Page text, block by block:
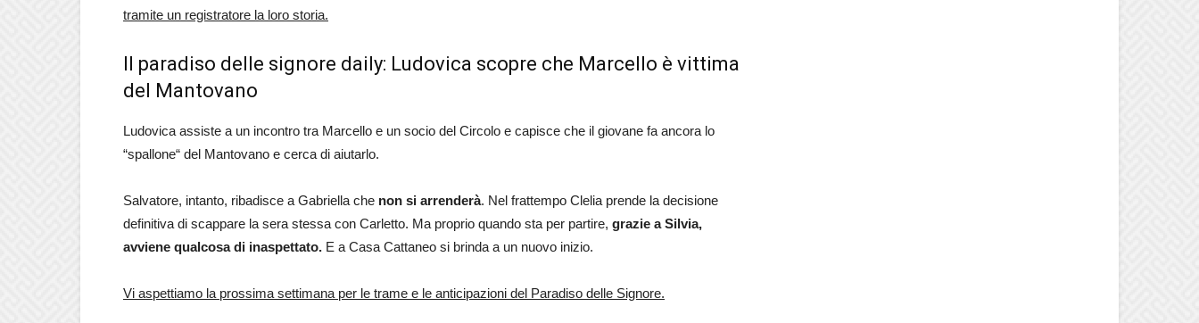
tramite un registratore la loro storia.
Il paradiso delle signore daily: Ludovica scopre che Marcello è vittima
del Mantovano
Ludovica assiste a un incontro tra Marcello e un socio del Circolo e capisce che il giovane fa ancora lo
“spallone“ del Mantovano e cerca di aiutarlo.
Salvatore, intanto, ribadisce a Gabriella che non si arrenderà. Nel frattempo Clelia prende la decisione
definitiva di scappare la sera stessa con Carletto. Ma proprio quando sta per partire, grazie a Silvia,
avviene qualcosa di inaspettato. E a Casa Cattaneo si brinda a un nuovo inizio.
Vi aspettiamo la prossima settimana per le trame e le anticipazioni del Paradiso delle Signore.